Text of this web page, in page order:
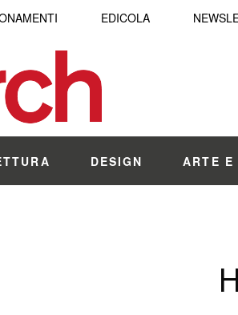
EDICOLA
DESIGN ARTE E